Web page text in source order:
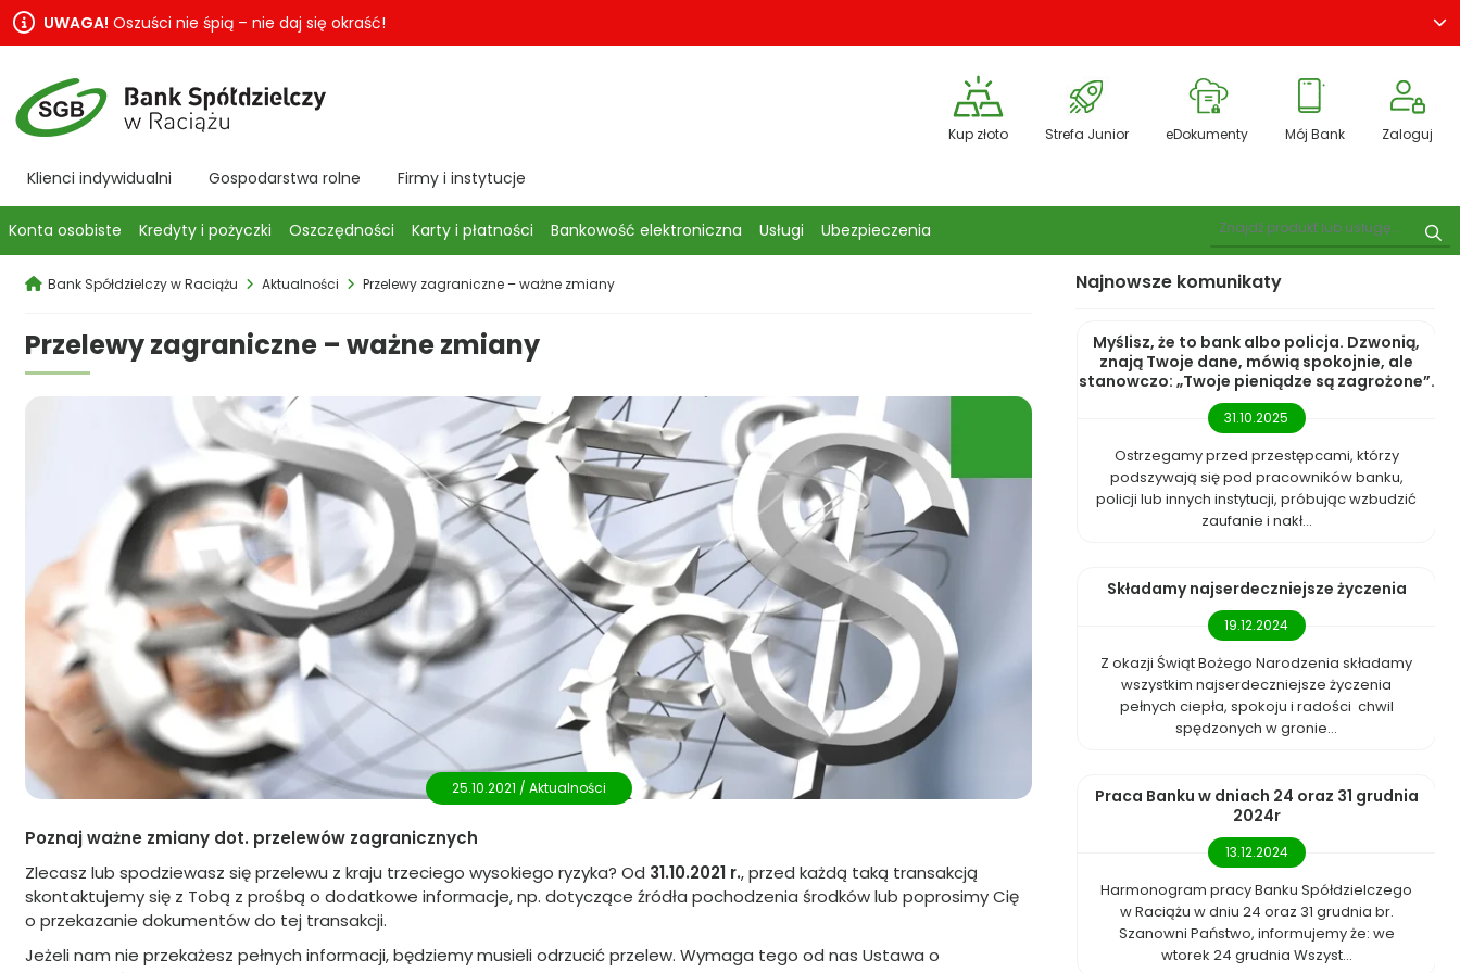
UWAGA! Oszuści nie śpią – nie daj się okraść!
Kup złoto Strefa Junior eDokumenty Mój Bank Zaloguj
Klienci indywidualni Gospodarstwa rolne Firmy i instytucje
Konta osobiste Kredyty i pożyczki Oszczędności Karty i płatności Bankowość elektroniczna Usługi Ubezpieczenia
Pokaż wyszukiwarkę
Bank Spółdzielczy w Raciążu Aktualności Przelewy zagraniczne – ważne zmiany
Przelewy zagraniczne – ważne zmiany
25.10.2021 / Aktualności
Poznaj ważne zmiany dot. przelewów zagranicznych
Zlecasz lub spodziewasz się przelewu z kraju trzeciego wysokiego ryzyka? Od 31.10.2021 r., przed każdą taką transakcją
skontaktujemy się z Tobą z prośbą o dodatkowe informacje, np. dotyczące źródła pochodzenia środków lub poprosimy Cię
o przekazanie dokumentów do tej transakcji.
Jeżeli nam nie przekażesz pełnych informacji, będziemy musieli odrzucić przelew. Wymaga tego od nas Ustawa o
Najnowsze komunikaty
Myślisz, że to bank albo policja. Dzwonią,
znają Twoje dane, mówią spokojnie, ale
stanowczo: „Twoje pieniądze są zagrożone”.
31.10.2025
Ostrzegamy przed przestępcami, którzy
podszywają się pod pracowników banku,
policji lub innych instytucji, próbując wzbudzić
zaufanie i nakł...
Składamy najserdeczniejsze życzenia
19.12.2024
Z okazji Świąt Bożego Narodzenia składamy
wszystkim najserdeczniejsze życzenia
pełnych ciepła, spokoju i radości chwil
spędzonych w gronie...
Praca Banku w dniach 24 oraz 31 grudnia
2024r
13.12.2024
Harmonogram pracy Banku Spółdzielczego
w Raciążu w dniu 24 oraz 31 grudnia br.
Szanowni Państwo, informujemy że: we
wtorek 24 grudnia Wszyst...